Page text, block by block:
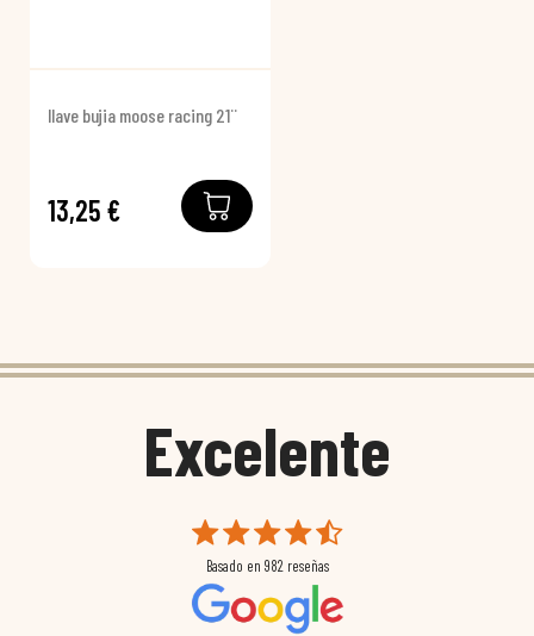
llave bujia moose racing 21¨
13,25 €
Excelente
Basado en 982 reseñas